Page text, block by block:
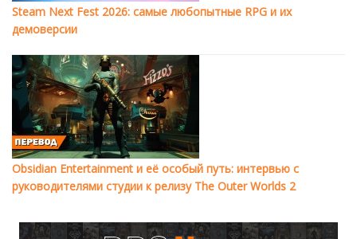
Steam Next Fest 2026: самые любопытные RPG и их
демоверсии
Obsidian Entertainment и её особый путь: интервью с
руководителями студии к релизу The Outer Worlds 2